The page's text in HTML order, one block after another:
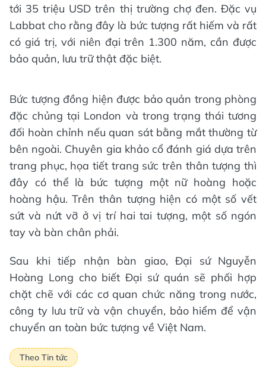
tới 35 triệu USD trên thị trường chợ đen. Đặc vụ
Labbat cho rằng đây là bức tượng rất hiếm và rất
có giá trị, với niên đại trên 1.300 năm, cần được
bảo quản, lưu trữ thật đặc biệt.
Bức tượng đồng hiện được bảo quản trong phòng
đặc chủng tại London và trong trạng thái tương
đối hoàn chỉnh nếu quan sát bằng mắt thường từ
bên ngoài. Chuyên gia khảo cổ đánh giá dựa trên
trang phục, họa tiết trang sức trên thân tượng thì
đây có thể là bức tượng một nữ hoàng hoặc
hoàng hậu. Trên thân tượng hiện có một số vết
sứt và nứt vỡ ở vị trí hai tai tượng, một số ngón
tay và bàn chân phải.
Sau khi tiếp nhận bàn giao, Đại sứ Nguyễn
Hoàng Long cho biết Đại sứ quán sẽ phối hợp
chặt chẽ với các cơ quan chức năng trong nước,
công ty lưu trữ và vận chuyển, bảo hiểm để vận
chuyển an toàn bức tượng về Việt Nam.
Theo Tin tức